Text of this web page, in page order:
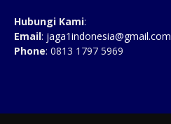
Hubungi Kami:
Email: jaga1indonesia@gmail.com
Phone: 0813 1797 5969